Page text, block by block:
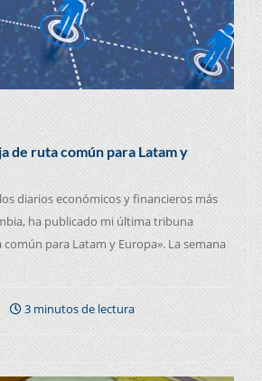
de ruta común para Latam y
diarios económicos y financieros más
ha publicado mi última tribuna
para Latam y Europa». La semana
3 minutos de lectura